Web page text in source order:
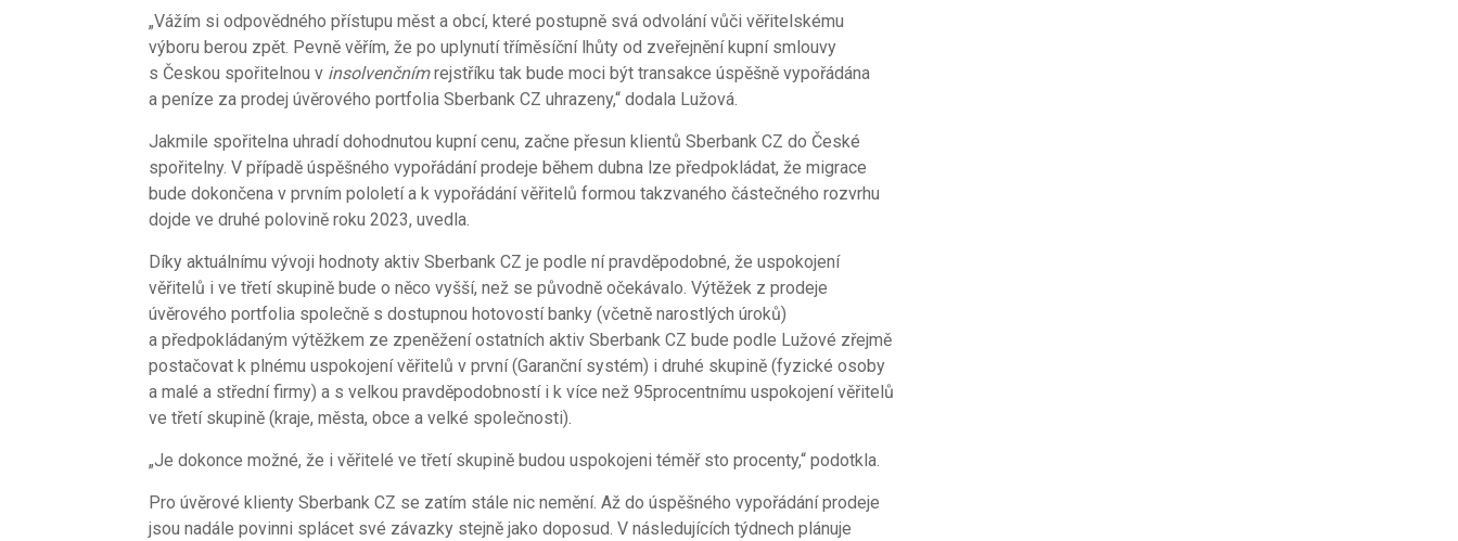
„Vážím si odpovědného přístupu měst a obcí, které postupně svá odvolání vůči věřitelskému
výboru berou zpět. Pevně věřím, že po uplynutí tříměsíční lhůty od zveřejnění kupní smlouvy
s Českou spořitelnou v insolvenčnímrejstříku tak bude moci být transakce úspěšně vypořádána
a peníze za prodej úvěrového portfolia Sberbank CZ uhrazeny,“ dodala Lužová.
Jakmile spořitelna uhradí dohodnutou kupní cenu, začne přesun klientů Sberbank CZ do České
spořitelny. V případě úspěšného vypořádání prodeje během dubna lze předpokládat, že migrace
bude dokončena v prvním pololetí a k vypořádání věřitelů formou takzvaného částečného rozvrhu
dojde ve druhé polovině roku 2023, uvedla.
Díky aktuálnímu vývoji hodnoty aktiv Sberbank CZ je podle ní pravděpodobné, že uspokojení
věřitelů i ve třetí skupině bude o něco vyšší, než se původně očekávalo. Výtěžek z prodeje
úvěrového portfolia společně s dostupnou hotovostí banky (včetně narostlých úroků)
a předpokládaným výtěžkem ze zpeněžení ostatních aktiv Sberbank CZ bude podle Lužové zřejmě
postačovat k plnému uspokojení věřitelů v první (Garanční systém) i druhé skupině (fyzické osoby
a malé a střední firmy) a s velkou pravděpodobností i k více než 95procentnímu uspokojení věřitelů
ve třetí skupině (kraje, města, obce a velké společnosti).
„Je dokonce možné, že i věřitelé ve třetí skupině budou uspokojeni téměř sto procenty,“ podotkla.
Pro úvěrové klienty Sberbank CZ se zatím stále nic nemění. Až do úspěšného vypořádání prodeje
jsou nadále povinni splácet své závazky stejně jako doposud. V následujících týdnech plánuje